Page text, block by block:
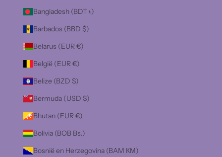
Bangladesh (BDT ৳)
Barbados (BBD $)
Belarus (EUR €)
België (EUR €)
Belize (BZD $)
Bermuda (USD $)
Bhutan (EUR €)
Bolivia (BOB Bs.)
Bosnië en Herzegovina (BAM КМ)